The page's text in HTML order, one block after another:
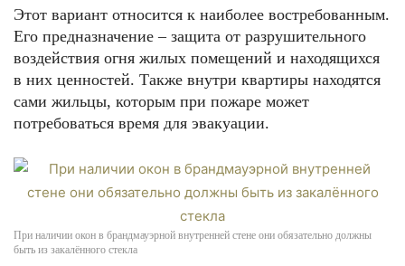
Этот вариант относится к наиболее востребованным.
Его предназначение – защита от разрушительного
воздействия огня жилых помещений и находящихся
в них ценностей. Также внутри квартиры находятся
сами жильцы, которым при пожаре может
потребоваться время для эвакуации.
При наличии окон в брандмауэрной внутренней стене они обязательно должны
быть из закалённого стекла